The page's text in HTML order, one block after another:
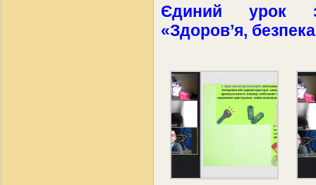
Єдиний урок з
«Здоров’я,